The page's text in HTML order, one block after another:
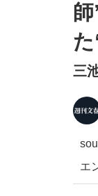
三
エ